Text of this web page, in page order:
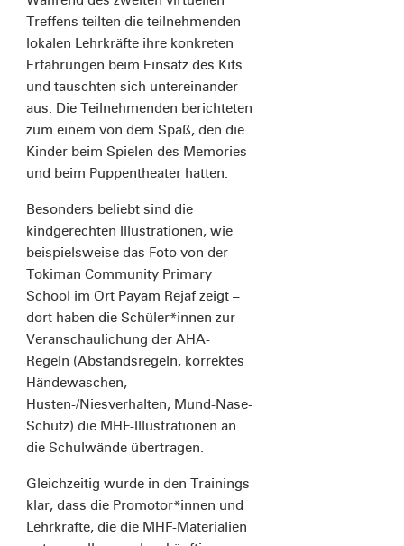
Treffens teilten die teilnehmenden
lokalen Lehrkräfte ihre konkreten
Erfahrungen beim Einsatz des Kits
und tauschten sich untereinander
aus. Die Teilnehmenden berichteten
zum einem von dem Spaß, den die
Kinder beim Spielen des Memories
und beim Puppentheater hatten.
Besonders beliebt sind die
kindgerechten Illustrationen, wie
beispielsweise das Foto von der
Tokiman Community Primary
School im Ort Payam Rejaf zeigt –
dort haben die Schüler*innen zur
Veranschaulichung der AHA-
Regeln (Abstandsregeln, korrektes
Händewaschen,
Husten-/Niesverhalten, Mund-Nase-
Schutz) die MHF-Illustrationen an
die Schulwände übertragen.
Gleichzeitig wurde in den Trainings
klar, dass die Promotor*innen und
Lehrkräfte, die die MHF-Materialien